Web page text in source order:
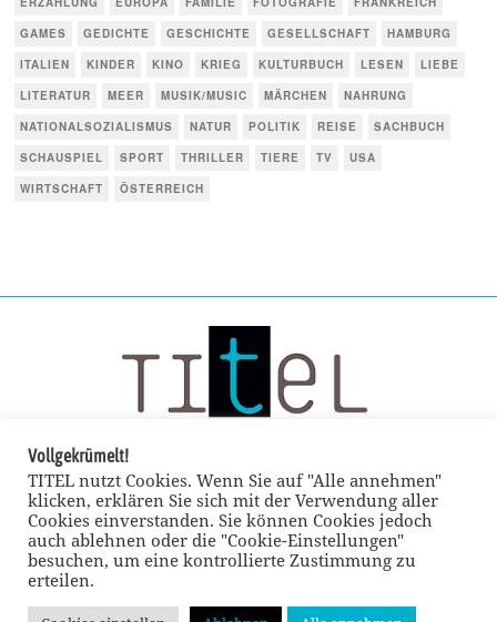
GAMES
GEDICHTE GESCHICHTE GESELLSCHAFT
HAMBURG
ITALIEN
KINDER KINO KRIEG KULTURBUCH LESEN
LIEBE
LITERATUR
MEER MUSIK/MUSIC MÄRCHEN
NAHRUNG
NATIONALSOZIALISMUS
NATUR POLITIK REISE
SACHBUCH
SCHAUSPIEL
SPORT THRILLER TIERE TV
USA
WIRTSCHAFT
ÖSTERREICH
Vollgekrümelt!
TITEL nutzt Cookies. Wenn Sie auf "Alle annehmen"
klicken, erklären Sie sich mit der Verwendung aller
Cookies einverstanden. Sie können Cookies jedoch
auch ablehnen oder die "Cookie-Einstellungen"
besuchen, um eine kontrollierte Zustimmung zu
erteilen.